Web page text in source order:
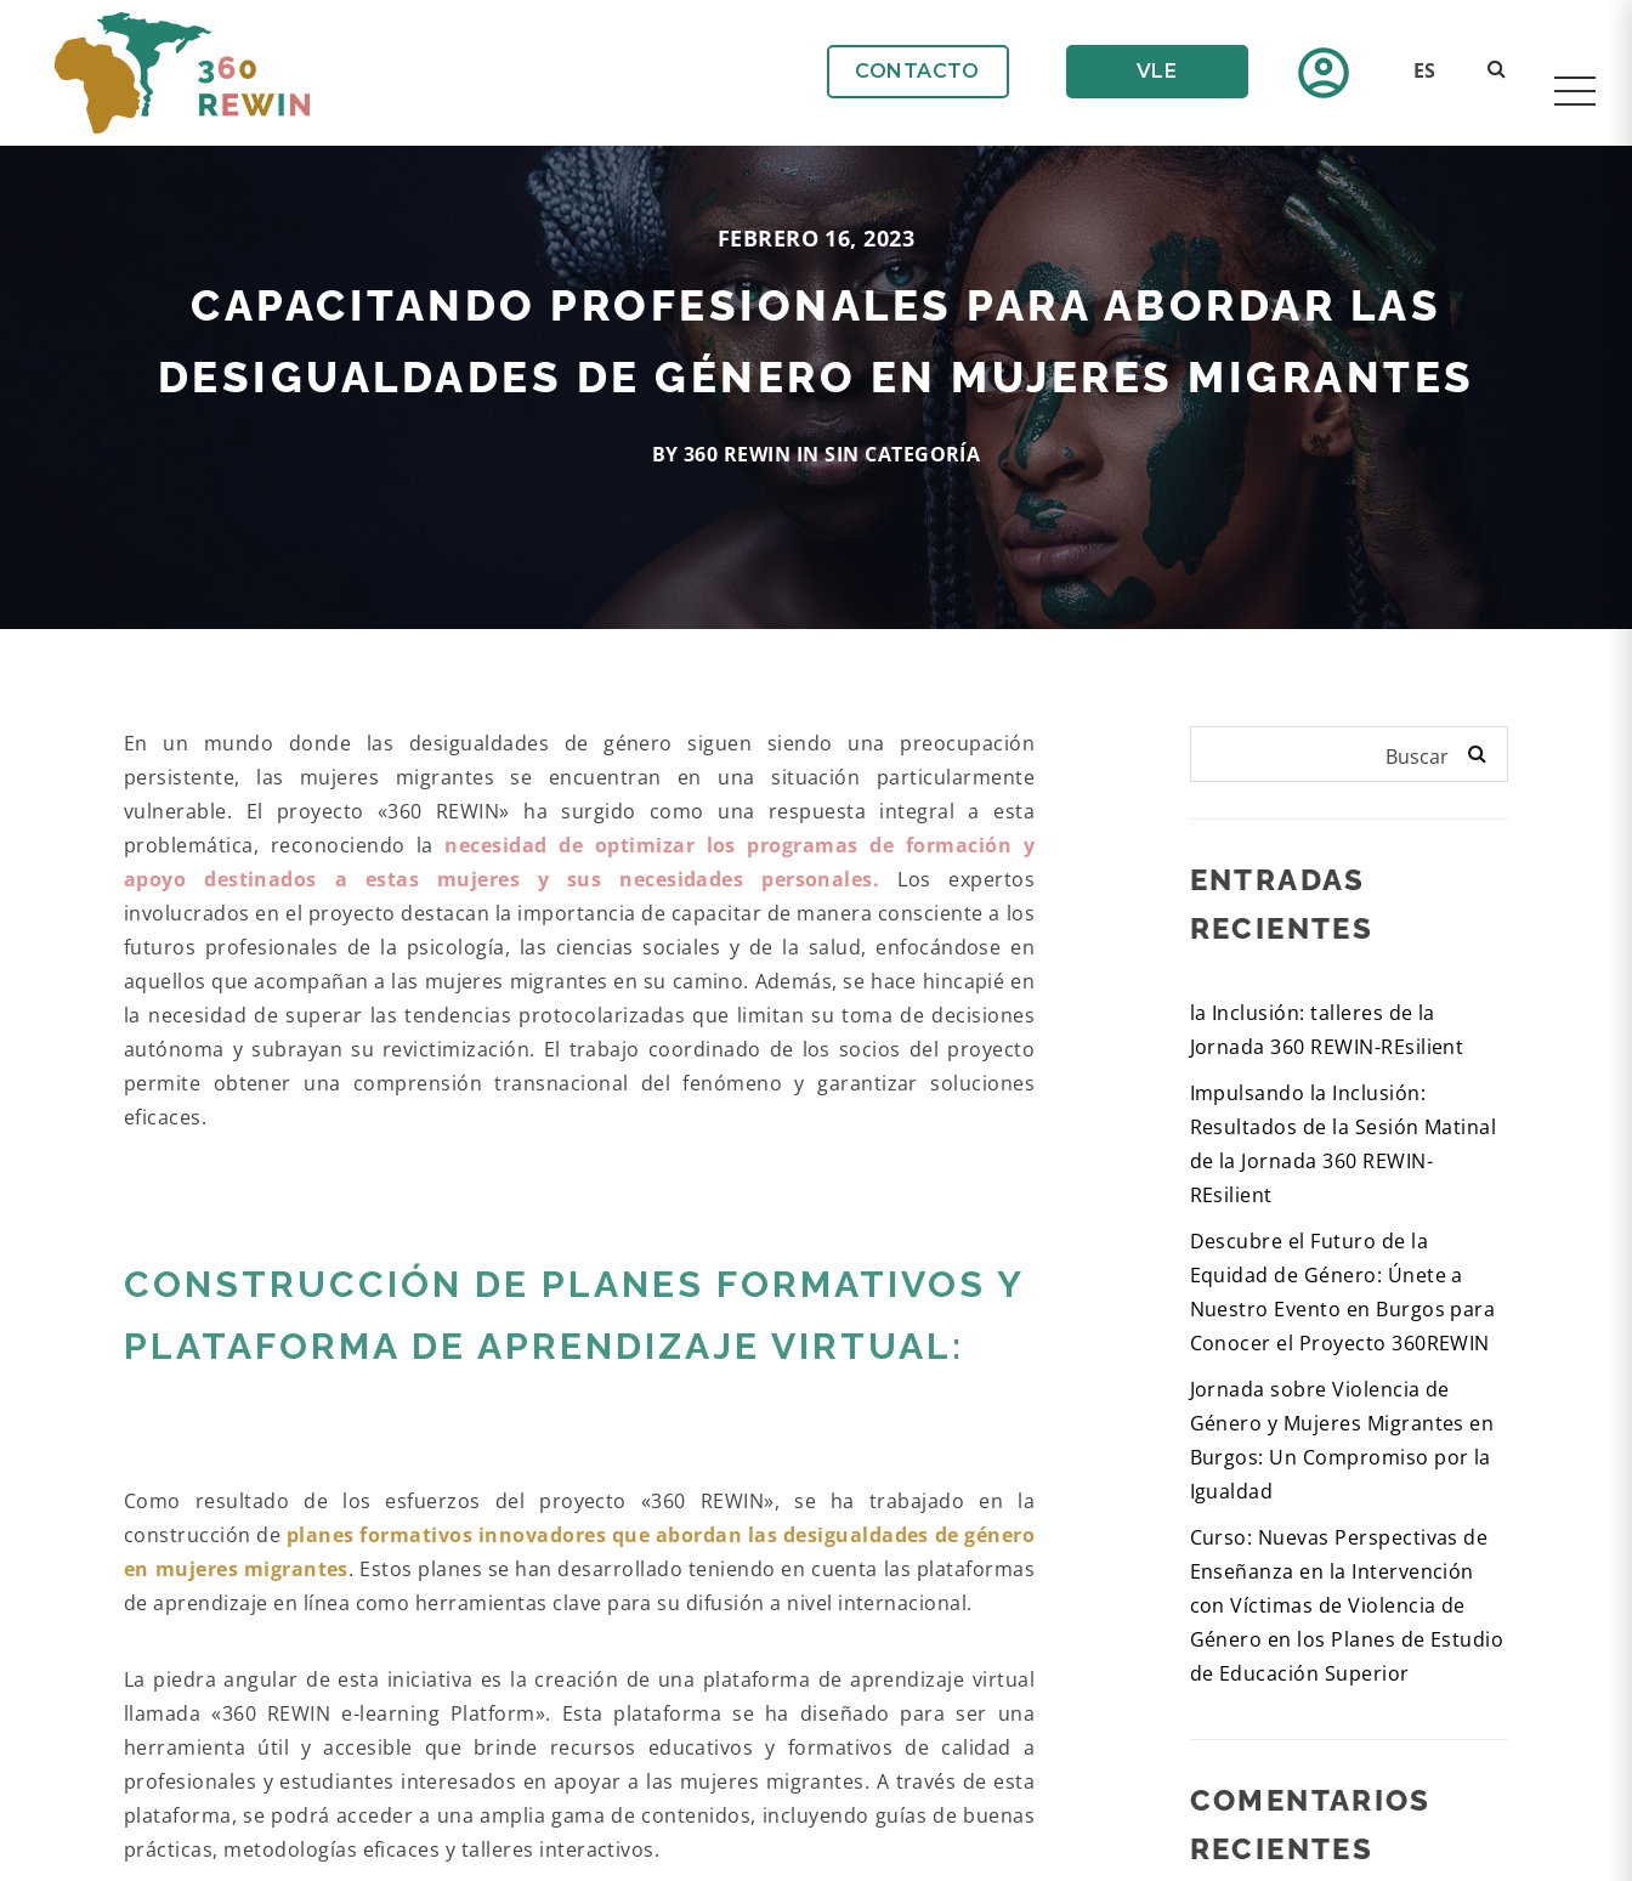
ES
account_circle
VLE
CONTACTO
FEBRERO 16, 2023
CAPACITANDO PROFESIONALES PARA ABORDAR LAS
DESIGUALDADES DE GÉNERO EN MUJERES MIGRANTES
BY 360 REWIN INSIN CATEGORÍA
En un mundo donde las desigualdades de género siguen siendo una preocupación
persistente, las mujeres migrantes se encuentran en una situación particularmente
vulnerable. El proyecto «360 REWIN» ha surgido como una respuesta integral a esta
problemática, reconociendo la necesidad de optimizar los programas de formación y
apoyo destinados a estas mujeres y sus necesidades personales. Los expertos
involucrados en el proyecto destacan la importancia de capacitar de manera consciente a los
futuros profesionales de la psicología, las ciencias sociales y de la salud, enfocándose en
aquellos que acompañan a las mujeres migrantes en su camino. Además, se hace hincapié en
la necesidad de superar las tendencias protocolarizadas que limitan su toma de decisiones
autónoma y subrayan su revictimización. El trabajo coordinado de los socios del proyecto
permite obtener una comprensión transnacional del fenómeno y garantizar soluciones
eficaces.
CONSTRUCCIÓN DE PLANES FORMATIVOS Y
PLATAFORMA DE APRENDIZAJE VIRTUAL:
Como resultado de los esfuerzos del proyecto «360 REWIN», se ha trabajado en la
construcción de planes formativos innovadores que abordan las desigualdades de género
en mujeres migrantes. Estos planes se han desarrollado teniendo en cuenta las plataformas
de aprendizaje en línea como herramientas clave para su difusión a nivel internacional.
La piedra angular de esta iniciativa es la creación de una plataforma de aprendizaje virtual
llamada «360 REWIN e-learning Platform». Esta plataforma se ha diseñado para ser una
herramienta útil y accesible que brinde recursos educativos y formativos de calidad a
profesionales y estudiantes interesados en apoyar a las mujeres migrantes. A través de esta
plataforma, se podrá acceder a una amplia gama de contenidos, incluyendo guías de buenas
prácticas, metodologías eficaces y talleres interactivos.
Buscar
ENTRADAS
RECIENTES
la Inclusión: talleres de la
Jornada 360 REWIN-REsilient
Impulsando la Inclusión:
Resultados de la Sesión Matinal
de la Jornada 360 REWIN-
REsilient
Descubre el Futuro de la
Equidad de Género: Únete a
Nuestro Evento en Burgos para
Conocer el Proyecto 360REWIN
Jornada sobre Violencia de
Género y Mujeres Migrantes en
Burgos: Un Compromiso por la
Igualdad
Curso: Nuevas Perspectivas de
Enseñanza en la Intervención
con Víctimas de Violencia de
Género en los Planes de Estudio
de Educación Superior
COMENTARIOS
RECIENTES